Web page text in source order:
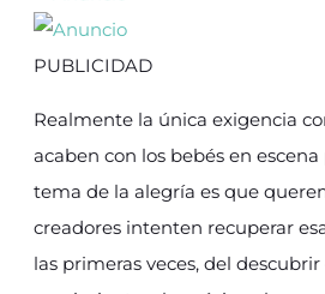
PUBLICIDAD
Realmente la única exigencia
acaben con los bebés en
tema de la alegría es que
creadores intenten recuperar
las primeras veces, del descubrir